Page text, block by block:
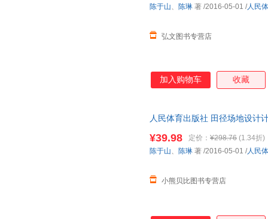
弘文图书专营店
陈于山、 陈琳 著 /2016-05-01 /人民
加入购物车 收藏
人民体育出版社 田径场地设计
¥39.98 定价： ¥298.76 (1.34折)
小熊贝比图书专营店
陈于山、 陈琳 著 /2016-05-01 /人民